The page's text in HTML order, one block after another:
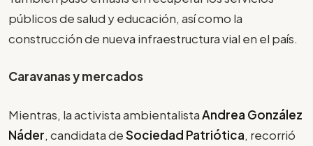
públicos de salud y educación, así como la
construcción de nueva infraestructura vial en el país.
Caravanas y mercados
Mientras, la activista ambientalistaAndrea González
Náder, candidata deSociedad Patriótica, recorrió